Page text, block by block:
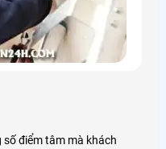
điểm tâm mà khách